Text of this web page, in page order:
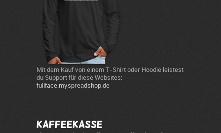
Mit dem Kauf von einem T-Shirt oder Hoodie leistest
du Support für diese Websites:
fullface.myspreadshop.de
Kaffeekasse